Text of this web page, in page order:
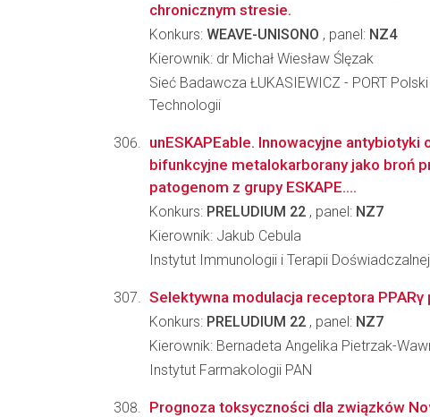
chronicznym stresie.
Konkurs: WEAVE-UNISONO , panel: NZ4
Kierownik: dr Michał Wiesław Ślęzak
Sieć Badawcza ŁUKASIEWICZ - PORT
Technologii
unESKAPEable. Innowacyjne antybiotyki
bifunkcyjne metalokarborany jako broń
patogenom z grupy ESKAPE....
Konkurs: PRELUDIUM 22 , panel: NZ7
Kierownik: Jakub Cebula
Instytut Immunologii i Terapii
Selektywna modulacja receptora
Konkurs: PRELUDIUM 22 , panel: NZ7
Kierownik: Bernadeta Angelika Pietrzak-
Instytut Farmakologii PAN
Prognoza toksyczności dla związków